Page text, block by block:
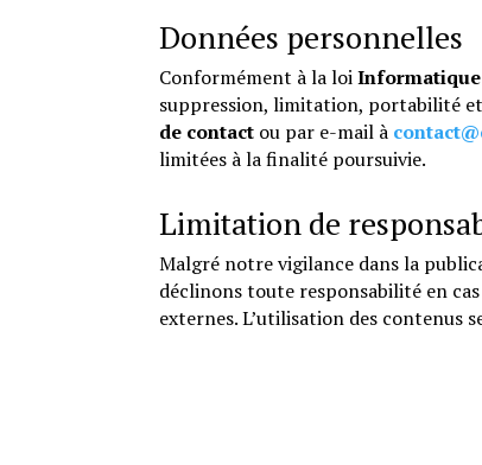
Données personnelles
Conformément à la loi
suppression, limitation, portabilité
de contact ou par e-mail à
limitées à la finalité poursuivie.
Limitation de
Malgré notre vigilance dans la
déclinons toute responsabilité en
externes. L’utilisation des contenus